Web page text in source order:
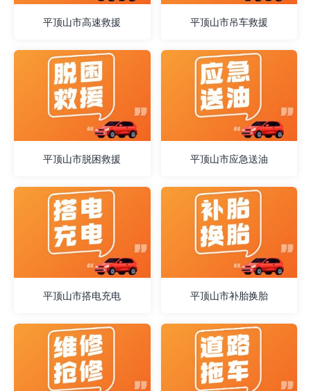
平顶山市高速救援 平顶山市吊车救援
平顶山市脱困救援 平顶山市应急送油
平顶山市搭电充电 平顶山市补胎换胎